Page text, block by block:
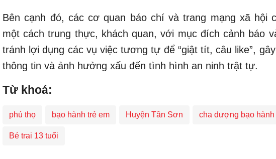
Bên cạnh đó, các cơ quan báo chí và trang mạng xã hội
một cách trung thực, khách quan, với mục đích cảnh báo
tránh lợi dụng các vụ việc tương tự để “giật tít, câu like”,
thông tin và ảnh hưởng xấu đến tình hình an ninh trật tự.
Từ khoá:
phú thọ bạo hành trẻ em Huyện Tân Sơn cha dượng bạo hành
Bé trai 13 tuổi